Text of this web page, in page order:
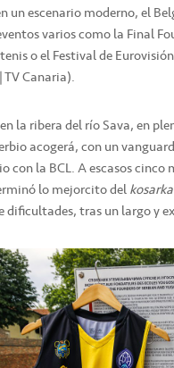
un escenario moderno, el
varios como la Final
o el Festival de
Canaria).
la ribera del río Sava, en
acogerá, con un
con la BCL. A escasos
lo mejorcito delkosarka
dificultades, tras un largo y